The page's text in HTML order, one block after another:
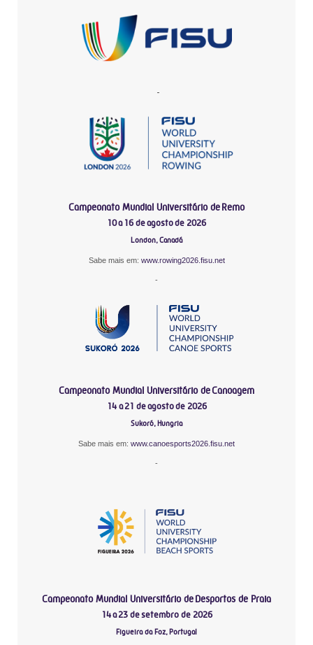
-
Campeonato Mundial Universitário de Remo
10 a 16 de agosto de 2026
London, Canadá
Sabe mais em: www.rowing2026.fisu.net
-
Campeonato Mundial Universitário de Canoagem
14 a 21 de agosto de 2026
Sukoró, Hungria
Sabe mais em: www.canoesports2026.fisu.net
-
Campeonato Mundial Universitário de Desportos de Praia
14 a 23 de setembro de 2026
Figueira da Foz, Portugal